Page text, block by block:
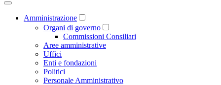
Amministrazione
Organi di governo
Commissioni Consiliari
Aree amministrative
Uffici
Enti e fondazioni
Politici
Personale Amministrativo